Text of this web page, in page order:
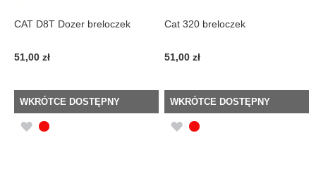
CAT D8T Dozer breloczek
51,00 zł
WKRÓTCE DOSTĘPNY
DODAJ
Cat 320 breloczek
51,00 zł
WKRÓTCE DOSTĘPNY
DODAJ